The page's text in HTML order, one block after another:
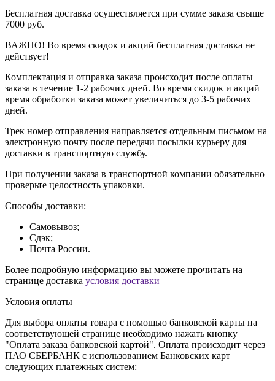
Бесплатная доставка осуществляется при сумме заказа свыше
7000 руб.
ВАЖНО! Во время скидок и акций бесплатная доставка не
действует!
Комплектация и отправка заказа происходит после оплаты
заказа в течение 1-2 рабочих дней. Во время скидок и акций
время обработки заказа может увеличиться до 3-5 рабочих
дней.
Трек номер отправления направляется отдельным письмом на
электронную почту после передачи посылки курьеру для
доставки в транспортную службу.
При получении заказа в транспортной компании обязательно
проверьте целостность упаковки.
Способы доставки:
Самовывоз;
Сдэк;
Почта России.
Более подробную информацию вы можете прочитать на
странице доставка условия доставки
Условия оплаты
Для выбора оплаты товара с помощью банковской карты на
соответствующей странице необходимо нажать кнопку
"Оплата заказа банковской картой". Оплата происходит через
ПАО СБЕРБАНК с использованием Банковских карт
следующих платежных систем: